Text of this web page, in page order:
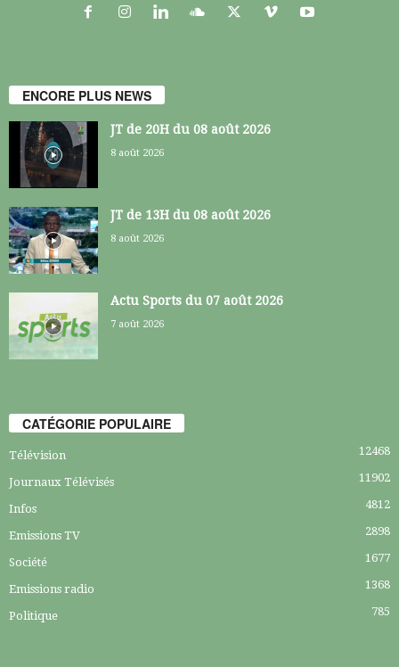
ENCORE PLUS NEWS
JT de 20H du 08 août 2026
8 août 2026
JT de 13H du 08 août 2026
8 août 2026
Actu Sports du 07 août 2026
7 août 2026
CATÉGORIE POPULAIRE
Télévision 12468
Journaux Télévisés 11902
Infos 4812
Emissions TV 2898
Société 1677
Emissions radio 1368
Politique 785